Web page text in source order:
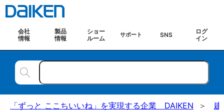
会社
情報
製品
情報
ショー
ルーム
サポート SNS
ログ
イン
「ずっと ここちいいね」を実現する企業 DAIKEN 建